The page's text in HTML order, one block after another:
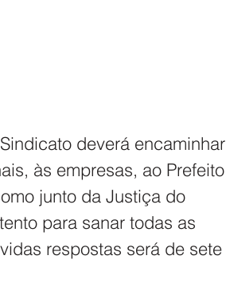
deverá encaminhar
às empresas, ao Prefeito
junto da Justiça do
para sanar todas as
respostas será de sete